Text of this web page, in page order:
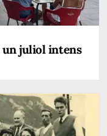
un juliol intens